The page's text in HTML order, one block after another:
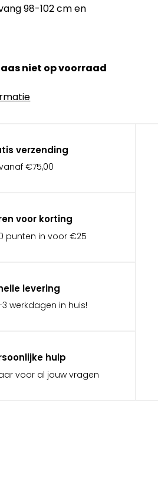
98-102 cm en
niet op voorraad
verzending
€75,00
voor korting
punten in voor €25
levering
3 werkdagen in huis!
hulp
voor al jouw vragen